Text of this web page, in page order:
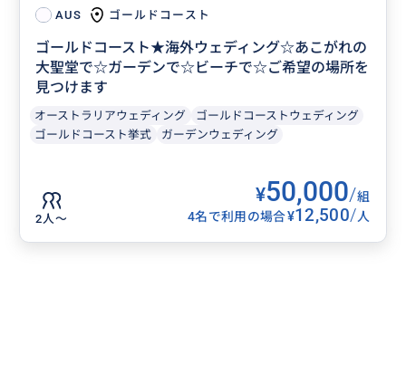
AUS ゴールドコースト
ゴールドコースト★海外ウェディング☆あこがれの
大聖堂で☆ガーデンで☆ビーチで☆ご希望の場所を
見つけます
オーストラリアウェディング
ゴールドコーストウェディング
ゴールドコースト挙式
ガーデンウェディング
2人〜
¥50,000/組
4名で利用の場合¥12,500/人